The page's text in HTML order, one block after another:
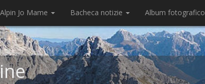
Alpin Jo Mame Bacheca notizie Album fotografico